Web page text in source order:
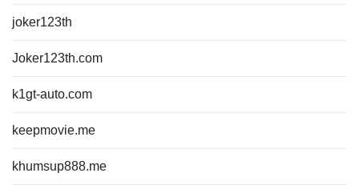
joker123th
Joker123th.com
k1gt-auto.com
keepmovie.me
khumsup888.me